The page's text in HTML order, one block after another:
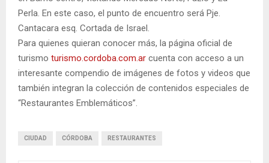
Perla. En este caso, el punto de encuentro será Pje.
Cantacara esq. Cortada de Israel.
Para quienes quieran conocer más, la página oficial de
turismo turismo.cordoba.com.ar cuenta con acceso a un
interesante compendio de imágenes de fotos y videos que
también integran la colección de contenidos especiales de
“Restaurantes Emblemáticos”.
CIUDAD CÓRDOBA RESTAURANTES